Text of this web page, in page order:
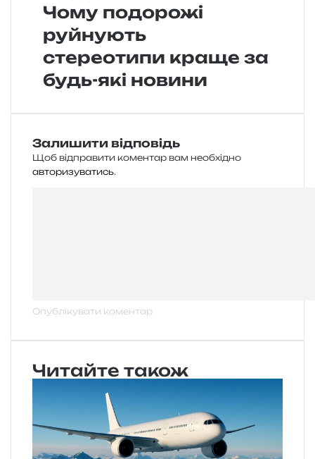
Чому подорожі
руйнують
стереотипи краще за
будь-які новини
Залишити відповідь
Щоб відправити коментар вам необхідно
авторизуватись.
Читайте також